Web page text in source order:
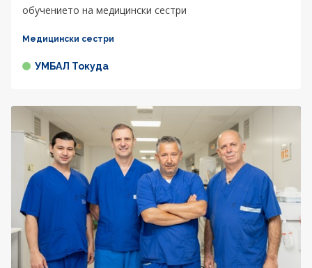
обучението на медицински сестри
Медицински сестри
УМБАЛ Токуда